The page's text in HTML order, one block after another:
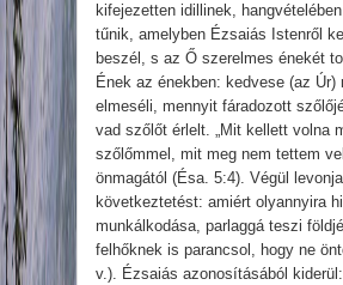
kifejezetten idillinek,
tűnik, amelyben Ézsaiás Istenről
beszél, s az Ő szerelmes énekét
Ének az énekben: kedvese (az Úr)
elmeséli, mennyit fáradozott
vad szőlőt érlelt. „Mit kellett volna
szőlőmmel, mit meg nem tettem
önmagától (Ésa. 5:4). Végül
következtetést: amiért olyannyira
munkálkodása, parlaggá teszi
felhőknek is parancsol, hogy ne
v.). Ézsaiás azonosításából